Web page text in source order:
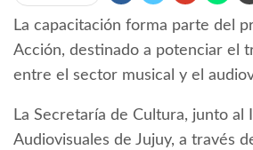
La capacitación forma parte del
Acción, destinado a potenciar el
entre el sector musical y el
La Secretaría de Cultura, junto al
Audiovisuales de Jujuy, a través